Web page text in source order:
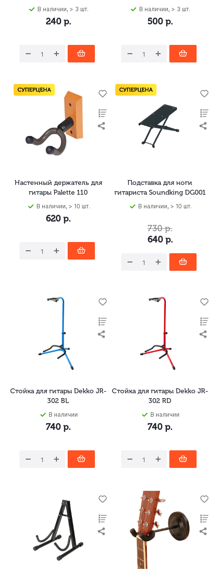
В наличии, > 3 шт.
240р.
В наличии, > 3 шт.
500р.
Настенный держатель для
гитары Palette 110
В наличии, > 10 шт.
620 р.
Подставка для ноги
гитариста Soundking DG001
В наличии, > 10 шт.
640р.
730р.
Стойка для гитары Dekko JR-
302 BL
В наличии
740 р.
Стойка для гитары Dekko JR-
302 RD
В наличии
740 р.